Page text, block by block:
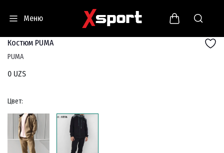
Меню
Костюм PUMA
PUMA
0 UZS
Цвет: